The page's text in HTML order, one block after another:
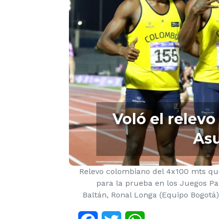
Voló el
Relevo colombiano del 4x100 mts
para la prueba en los Juegos
Baltán, Ronal Longa (Equipo